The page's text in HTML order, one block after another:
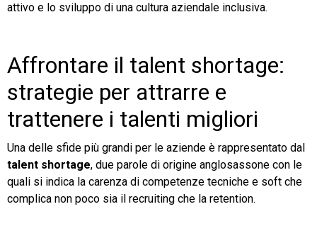
attivo e lo sviluppo di una cultura aziendale inclusiva.
Affrontare il talent shortage:
strategie per attrarre e
trattenere i talenti migliori
Una delle sfide più grandi per le aziende è rappresentato dal
talent shortage, due parole di origine anglosassone con le
quali si indica la carenza di competenze tecniche e soft che
complica non poco sia il recruiting che la retention.